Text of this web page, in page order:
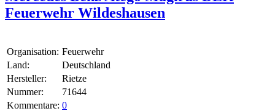
Feuerwehr Wildeshausen
Organisation: Feuerwehr
Land:
Deutschland
Hersteller:
Rietze
Nummer:
71644
Kommentare: 0